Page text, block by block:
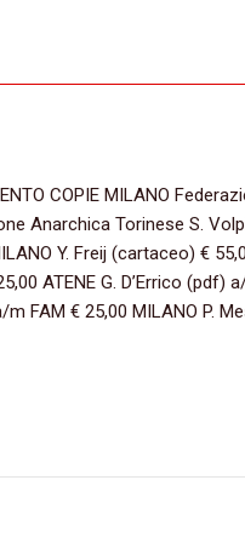
COPIE MILANO
Anarchica Torinese S.
Y. Freij (cartaceo) €
ATENE G. D’Errico (pdf)
FAM € 25,00 MILANO P.